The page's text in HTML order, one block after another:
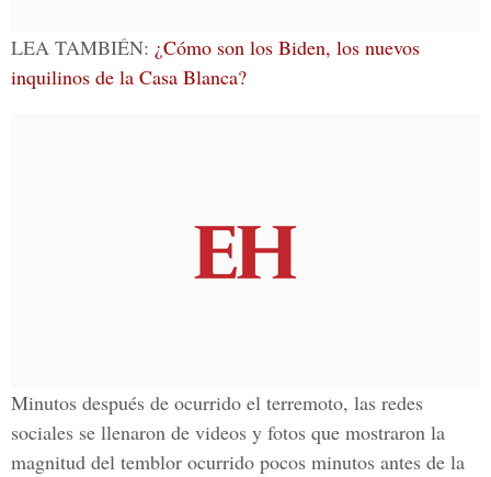
LEA TAMBIÉN: ¿Cómo son los Biden, los nuevos
inquilinos de la Casa Blanca?
Minutos después de ocurrido el terremoto, las redes
sociales se llenaron de videos y fotos que mostraron la
magnitud del temblor ocurrido pocos minutos antes de la